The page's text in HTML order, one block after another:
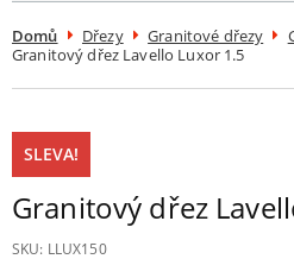
Domů Dřezy Granitové dřezy
Granitový dřez Lavello Luxor 1.5
Granitový dřez
SLEVA!
SKU: LLUX150